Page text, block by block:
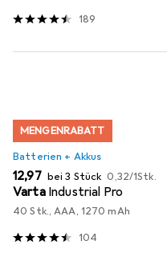
189
MENGENRABATT
Batterien + Akkus
EUR
12,97 bei 3 Stück EUR
0,32/1Stk.
Varta Industrial Pro
40 Stk., AAA, 1270 mAh
104